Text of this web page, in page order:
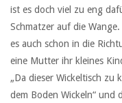
ist es doch viel zu eng
Schmatzer auf die
es auch schon in die
eine Mutter ihr kleines
„Da dieser Wickeltisch zu
dem Boden Wickeln“